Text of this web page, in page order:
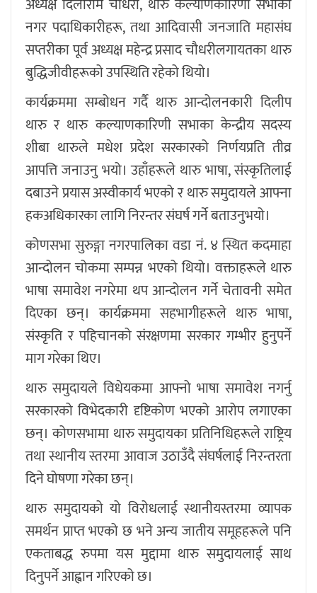
नगर पदाधिकारीहरू, तथा आदिवासी जनजाति महासंघ
सप्तरीका पूर्व अध्यक्ष महेन्द्र प्रसाद चौधरीलगायतका थारु
बुद्धिजीवीहरूको उपस्थिति रहेको थियो।
कार्यक्रममा सम्बोधन गर्दै थारु आन्दोलनकारी दिलीप
थारु र थारु कल्याणकारिणी सभाका केन्द्रीय सदस्य
शीबा थारुले मधेश प्रदेश सरकारको निर्णयप्रति तीव्र
आपत्ति जनाउनु भयो। उहाँहरूले थारु भाषा, संस्कृतिलाई
दबाउने प्रयास अस्वीकार्य भएको र थारु समुदायले आफ्ना
हकअधिकारका लागि निरन्तर संघर्ष गर्ने बताउनुभयो।
कोणसभा सुरुङ्गा नगरपालिका वडा नं. ४ स्थित कदमाहा
आन्दोलन चोकमा सम्पन्न भएको थियो। वक्ताहरूले थारु
भाषा समावेश नगरेमा थप आन्दोलन गर्ने चेतावनी समेत
दिएका छन्। कार्यक्रममा सहभागीहरूले थारु भाषा,
संस्कृति र पहिचानको संरक्षणमा सरकार गम्भीर हुनुपर्ने
माग गरेका थिए।
थारु समुदायले विधेयकमा आफ्नो भाषा समावेश नगर्नु
सरकारको विभेदकारी दृष्टिकोण भएको आरोप लगाएका
छन्। कोणसभामा थारु समुदायका प्रतिनिधिहरूले राष्ट्रिय
तथा स्थानीय स्तरमा आवाज उठाउँदै संघर्षलाई निरन्तरता
दिने घोषणा गरेका छन्।
थारु समुदायको यो विरोधलाई स्थानीयस्तरमा व्यापक
समर्थन प्राप्त भएको छ भने अन्य जातीय समूहहरूले पनि
एकताबद्ध रुपमा यस मुद्दामा थारु समुदायलाई साथ
दिनुपर्ने आह्वान गरिएको छ।